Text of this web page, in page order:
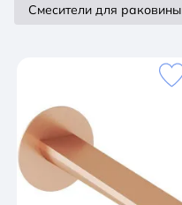
Смесители для раковины